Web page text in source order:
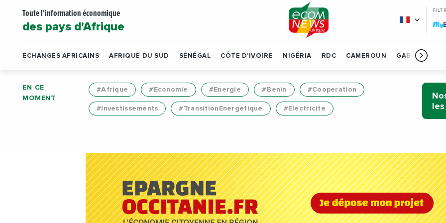
Toute l'information économique
des pays d'Afrique My
ECHANGES AFRICAINS AFRIQUE DU SUD SÉNÉGAL CÔTE D'IVOIRE NIGÉRIA RDC CAMEROUN GABON
EN CE
MOMENT
#Afrique #Economie #Energie #Benin #Cooperation
#Investissements #TransitionEnergetique #Electricite